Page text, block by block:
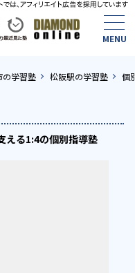
の学習塾 松阪駅の学習塾 個
える1:4の個別指導塾